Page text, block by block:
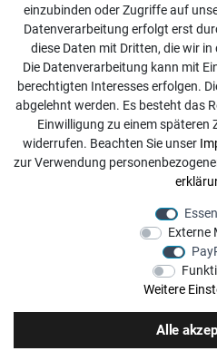
+49
Montag - Freitag,
Anrufe aus dem dt. Festnetz
Mobilfunknetz ggf.
einzubinden oder Zugriffe auf
Datenverarbeitung erfolgt erst
diese Daten mit Dritten, die wir
Die Datenverarbeitung kann mit
berechtigten Interesses erfolgen.
abgelehnt werden. Es besteht das
Einwilligung zu einem späteren
widerrufen. Beachten Sie unser
zur Verwendung
Externe
Weitere
Alle